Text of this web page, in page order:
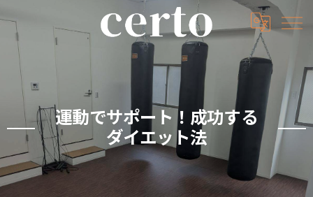
運動でサポート！成功する
ダイエット法